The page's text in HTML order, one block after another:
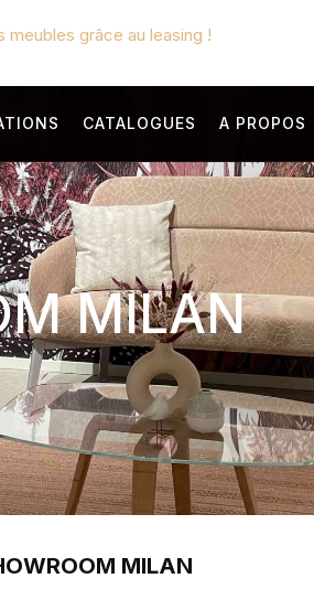
grâce au leasing !
CATALOGUES A PROPOS
MILAN
MILAN